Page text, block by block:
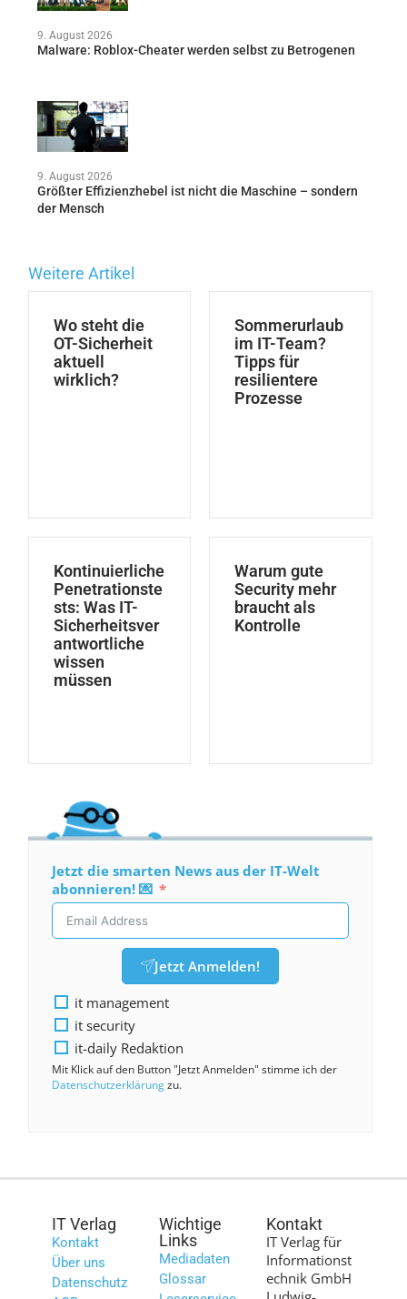
9. August 2026
Malware: Roblox-Cheater werden selbst zu Betrogenen
9. August 2026
Größter Effizienzhebel ist nicht die Maschine – sondern
der Mensch
Weitere Artikel
Wo steht die
OT-Sicherheit
aktuell
wirklich?
Sommerurlaub
im IT-Team?
Tipps für
resilientere
Prozesse
Kontinuierliche
Penetrationste
sts: Was IT-
Sicherheitsver
antwortliche
wissen
müssen
Warum gute
Security mehr
braucht als
Kontrolle
Jetzt die smarten News aus der IT-Welt
abonnieren! 💌
Jetzt Anmelden!
it management
it security
it-daily Redaktion
Mit Klick auf den Button "Jetzt Anmelden" stimme ich der
Datenschutzerklärungzu.
IT Verlag
Kontakt
Über uns
Datenschutz
Wichtige
Links
Mediadaten
Glossar
Kontakt
IT Verlag für
Informationst
echnik GmbH